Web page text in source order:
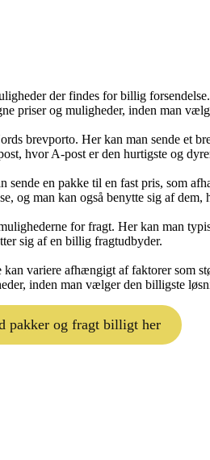
der findes for billig
priser og muligheder, inden man
brevporto. Her kan man sende et
hvor A-post er den hurtigste og
en pakke til en fast pris, som
og man kan også benytte sig af
for fragt. Her kan man
sig af en billig fragtudbyder.
variere afhængigt af faktorer som
inden man vælger den billigste
pakker og fragt billigt her